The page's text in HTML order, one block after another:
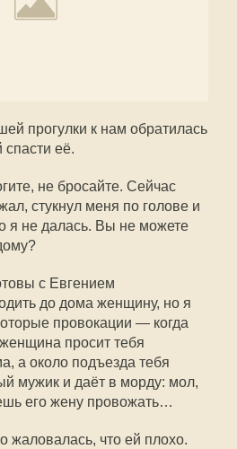
прогулки к нам обратилась
её.
не бросайте. Сейчас
стукнул меня по голове и
я не далась. Вы не можете
с Евгением
до дома женщину, но я
провокации — когда
просит тебя
а около подъезда тебя
мужик и даёт в морду: мол,
его жену провожать…
жаловалась, что ей плохо.